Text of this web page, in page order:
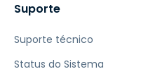
Suporte
Suporte técnico
Status do Sistema